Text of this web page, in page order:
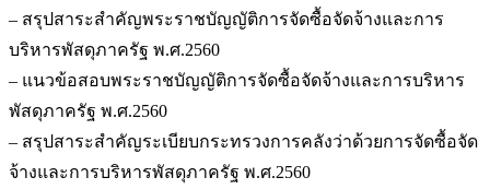
– สรุปสาระสำคัญพระราชบัญญัติการจัดซื้อจัดจ้างและการ
บริหารพัสดุภาครัฐ พ.ศ.2560
– แนวข้อสอบพระราชบัญญัติการจัดซื้อจัดจ้างและการบริหาร
พัสดุภาครัฐ พ.ศ.2560
– สรุปสาระสำคัญระเบียบกระทรวงการคลังว่าด้วยการจัดซื้อจัด
จ้างและการบริหารพัสดุภาครัฐ พ.ศ.2560